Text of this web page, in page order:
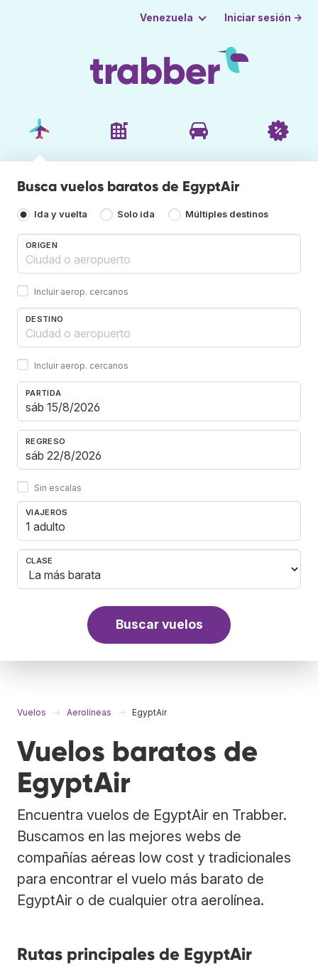
Venezuela Iniciar sesión →
Busca vuelos baratos de EgyptAir
Ida y vuelta Solo ida Múltiples destinos
ORIGEN
Incluir aerop. cercanos
DESTINO
Incluir aerop. cercanos
PARTIDA
REGRESO
Sin escalas
VIAJEROS
1 adulto
CLASE
Buscar vuelos
Vuelos Aerolíneas EgyptAir
Vuelos baratos de
EgyptAir
Encuentra vuelos de EgyptAir en Trabber.
Buscamos en las mejores webs de
compañías aéreas low cost y tradicionales
para encontrar el vuelo más barato de
EgyptAir o de cualquier otra aerolínea.
Rutas principales de EgyptAir